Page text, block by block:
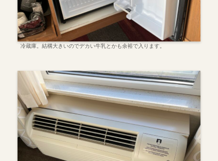
冷蔵庫。結構大きいのでデカい牛乳とかも余裕で入ります。